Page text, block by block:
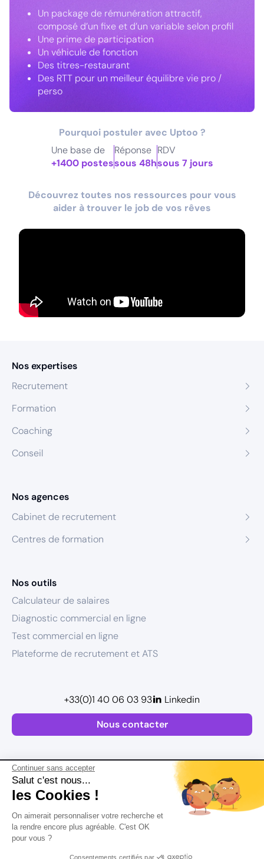
Continuer sans accepter
Salut c'est nous...
les Cookies !
On aimerait personnaliser votre recherche et
la rendre encore plus agréable. C'est OK
pour vous ?
Consentements certifiés par
Un package de rémunération attractif,
composé d’un fixe et d’un variable selon profil
Une prime de participation
Un véhicule de fonction
Des titres-restaurant
Des RTT pour un meilleur équilibre vie pro /
perso
Pourquoi postuler avec Uptoo ?
Une base de
+1400 postes
Réponse
sous 48h
RDV
sous 7 jours
Découvrez toutes nos ressources pour vous
aider à trouver le job de vos rêves
Nos expertises
Recrutement
Formation
Coaching
Conseil
Nos agences
Cabinet de recrutement
Centres de formation
Nos outils
Calculateur de salaires
Diagnostic commercial en ligne
Test commercial en ligne
Plateforme de recrutement et ATS
Nous contacter
+33(0)1 40 06 03 93 Linkedin
Plan de site
Mentions légales
Conditions Générales d’Utilisation